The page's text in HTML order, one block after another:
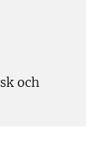
och